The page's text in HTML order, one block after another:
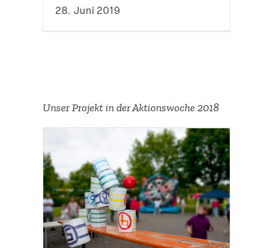
28. Juni 2019
Unser Projekt in der Aktions­woche 2018